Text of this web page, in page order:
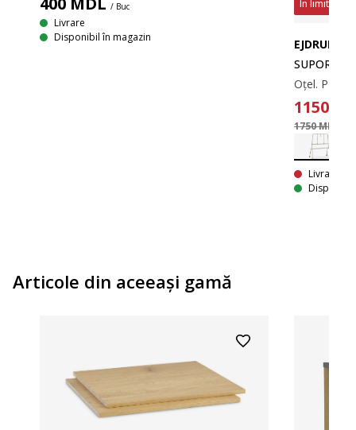
/ Buc
Livrare
Disponibil în magazin
În limita
EJDRUP
SUPORT
1150
1750 MDL
Livrare
Disponibil
Articole din aceeaşi gamă